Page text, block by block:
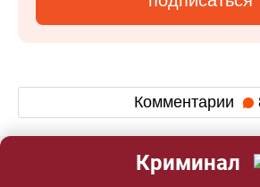
Комментарии
Криминал